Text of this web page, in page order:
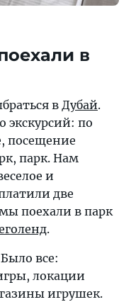
в
в Дубай.
экскурсий: по
посещение
парк. Нам
и
две
поехали в парк
.
все:
локации
игрушек.